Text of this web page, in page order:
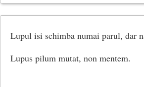
Lupul isi schimba numai parul, dar
Lupus pilum mutat, non mentem.